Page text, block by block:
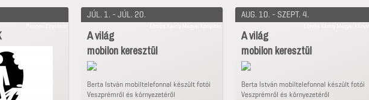
JÚL. 1. - JÚL. 20.
A világ
mobilon keresztül
Berta István mobiltelefonnal készült fotói
Veszprémről és környezetéről
AUG. 10. - SZEPT. 4.
A világ
mobilon keresztül
Berta István mobiltelefonnal készült fotói
Veszprémről és környezetéről